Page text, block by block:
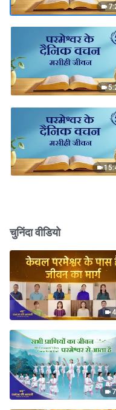
चुनिंदा वीडियो